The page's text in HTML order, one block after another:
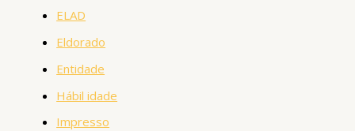
ELAD
Eldorado
Entidade
Hábil idade
Impresso